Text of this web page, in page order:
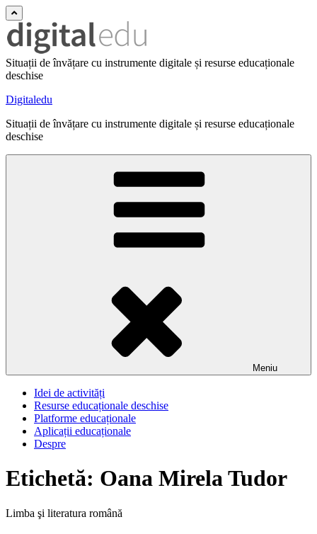
Situații de învățare cu instrumente digitale și resurse educaționale
deschise
Digitaledu
Situații de învățare cu instrumente digitale și resurse educaționale
deschise
Meniu
Idei de activități
Resurse educaționale deschise
Platforme educaționale
Aplicații educaționale
Despre
Etichetă: Oana Mirela Tudor
Limba şi literatura română